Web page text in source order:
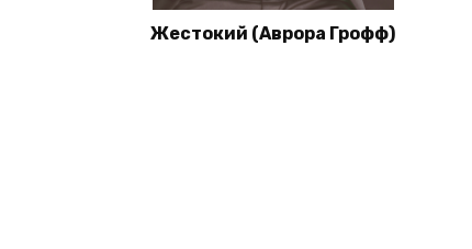
Жестокий (Аврора Грофф)